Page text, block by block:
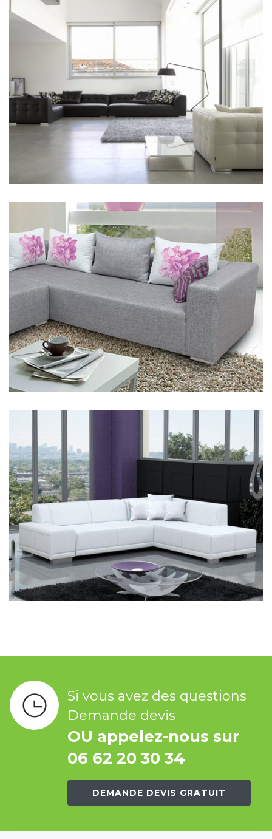
Si vous avez des questions
Demande devis
OU appelez-nous sur
06 62 20 30 34
DEMANDE DEVIS GRATUIT